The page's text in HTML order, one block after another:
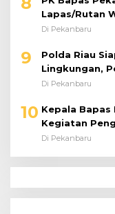
Lapas/Rutan
Umum Jelang
Di Pekanbaru
9
Polda Riau
Lingkungan,
Riset
Di Pekanbaru
10 Kepala
Kegiatan
Paparan
Di Pekanbaru